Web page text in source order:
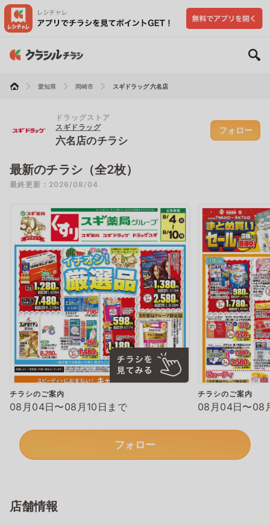
愛知県 岡崎市 スギドラッグ 六名店
ドラッグストア
スギドラッグ
六名店のチラシ
フォロー
最新のチラシ（全2枚）
最終更新：2026/08/04
チラシのご案内
08月04日〜08月10日まで
チラシのご案内
08月04日〜08
フォロー
店舗情報